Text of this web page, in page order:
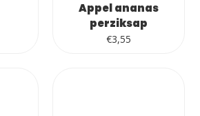
Appel ananas
perziksap
€3,55